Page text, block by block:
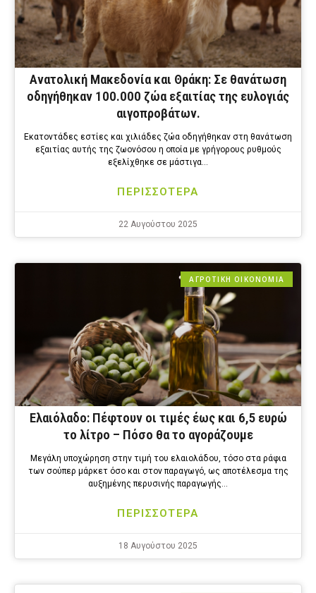
Ανατολική Μακεδονία και Θράκη: Σε θανάτωση
οδηγήθηκαν 100.000 ζώα εξαιτίας της ευλογιάς
αιγοπροβάτων.
Εκατοντάδες εστίες και χιλιάδες ζώα οδηγήθηκαν στη θανάτωση
εξαιτίας αυτής της ζωονόσου η οποία με γρήγορους ρυθμούς
εξελίχθηκε σε μάστιγα…
ΠΕΡΙΣΣΟΤΕΡΑ
22 Αυγούστου 2025
ΑΓΡΟΤΙΚΗ ΟΙΚΟΝΟΜΙΑ
Ελαιόλαδο: Πέφτουν οι τιμές έως και 6,5 ευρώ
το λίτρο – Πόσο θα το αγοράζουμε
Μεγάλη υποχώρηση στην τιμή του ελαιολάδου, τόσο στα ράφια
των σούπερ μάρκετ όσο και στον παραγωγό, ως αποτέλεσμα της
αυξημένης περυσινής παραγωγής…
ΠΕΡΙΣΣΟΤΕΡΑ
18 Αυγούστου 2025